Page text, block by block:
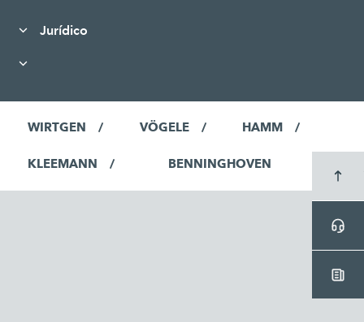
Jurídico
WIRTGEN VÖGELE HAMM
KLEEMANN BENNINGHOVEN